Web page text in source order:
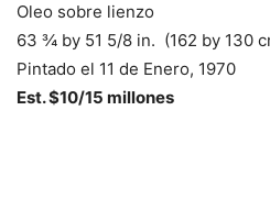
Oleo sobre lienzo
63 ¾ by 51 5/8 in. (162 by 130
Pintado el 11 de Enero, 1970
Est. $10/15 millones